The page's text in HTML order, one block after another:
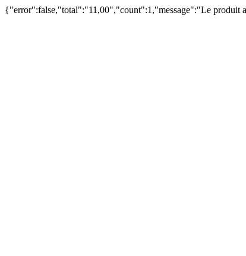
{"error":false,"total":"11,00","count":1,"message":"Le produit